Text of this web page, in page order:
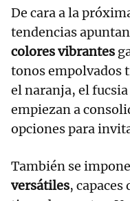
De cara a la
tendencias
colores vibrantes
tonos empolvados
el naranja, el
empiezan a
opciones para
También se
versátiles,